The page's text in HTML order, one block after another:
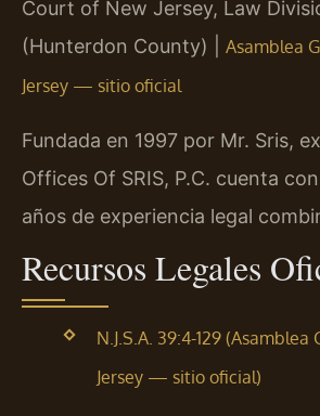
Court of New Jersey, Law
(Hunterdon County) | Asamblea
Jersey — sitio oficial
Fundada en 1997 por Mr. Sris,
Offices Of SRIS, P.C. cuenta
años de experiencia legal
Recursos Legales
N.J.S.A. 39:4-129
Jersey — sitio oficial)